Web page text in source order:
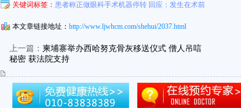
关键词标签： 患者称正做眼科手术机器停转 回应：发生在术前
本文章链接地址： http://www.ljwhcm.com/shehui/2037.html
上一篇： 柬埔寨举办西哈努克骨灰移送仪式 僧人吊唁
秘密 获法院支持